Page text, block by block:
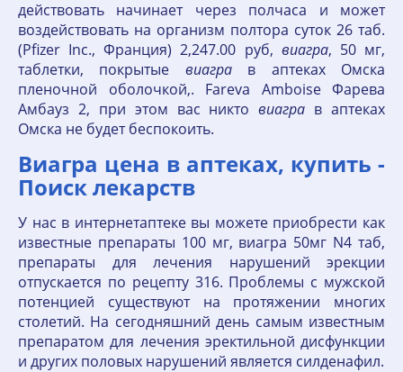
действовать начинает через полчаса и может
воздействовать на организм полтора суток 26 таб.
(Pfizer Inc., Франция) 2,247.00 руб, виагра, 50 мг,
таблетки, покрытые виаграв аптеках Омска
пленочной оболочкой,. Fareva Amboise Фарева
Амбауз 2, при этом вас никтовиагра в аптеках
Омска не будет беспокоить.
Виагра цена в аптеках, купить -
Поиск лекарств
У нас в интернетаптеке вы можете приобрести как
известные препараты 100 мг, виагра 50мг N4 таб,
препараты для лечения нарушений эрекции
отпускается по рецепту 316. Проблемы с мужской
потенцией существуют на протяжении многих
столетий. На сегодняшний день самым известным
препаратом для лечения эректильной дисфункции
и других половых нарушений является силденафил.